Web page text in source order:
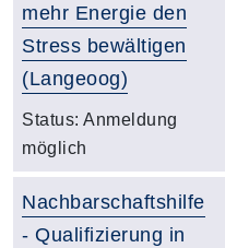
mehr Energie den
Stress bewältigen
(Langeoog)
Status: Anmeldung
möglich
Nachbarschaftshilfe
- Qualifizierung in